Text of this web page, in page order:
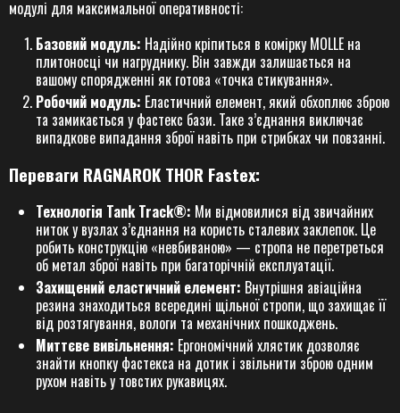
модулі для максимальної оперативності:
Базовий модуль: Надійно кріпиться в комірку MOLLE на
плитоносці чи нагруднику. Він завжди залишається на
вашому спорядженні як готова «точка стикування».
Робочий модуль: Еластичний елемент, який обхоплює зброю
та замикається у фастекс бази. Таке з’єднання виключає
випадкове випадання зброї навіть при стрибках чи повзанні.
Переваги RAGNAROK THOR Fastex:
Технологія Tank Track®: Ми відмовилися від звичайних
ниток у вузлах з’єднання на користь сталевих заклепок. Це
робить конструкцію «невбиваною» — стропа не перетреться
об метал зброї навіть при багаторічній експлуатації.
Захищений еластичний елемент: Внутрішня авіаційна
резина знаходиться всередині щільної стропи, що захищає її
від розтягування, вологи та механічних пошкоджень.
Миттєве вивільнення: Ергономічний хлястик дозволяє
знайти кнопку фастекса на дотик і звільнити зброю одним
рухом навіть у товстих рукавицях.